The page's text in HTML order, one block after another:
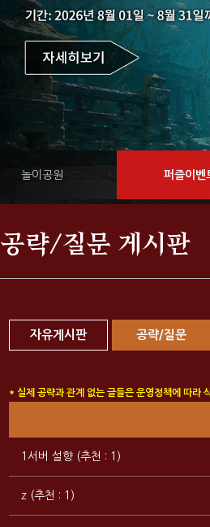
놀이공원 퍼즐이벤
공략/질문 게시판
자유게시판 공략/질문
* 실제 공략과 관계 없는 글들은 운영정책에 따라
1서버 설향 (추천 : 1)
z (추천 : 1)